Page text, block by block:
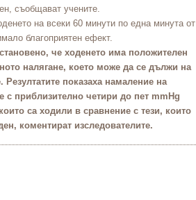
съобщават учените.
на всеки 60 минути по една минута от
благоприятен ефект.
че ходенето има положителен
налягане, което може да се дължи на
Резултатите показаха намаление на
с приблизително четири до пет mmHg
са ходили в сравнение с тези, които
коментират изследователите.